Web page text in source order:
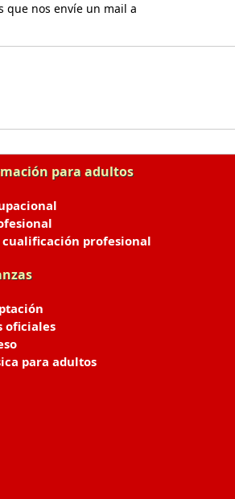
que nos envíe un mail a
para adultos
cualificación profesional
oficiales
para adultos